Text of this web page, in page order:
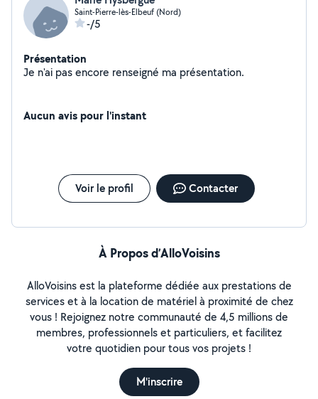
Saint-Pierre-lès-Elbeuf (Nord)
-/5
Présentation
Je n'ai pas encore renseigné ma présentation.
Aucun avis pour l'instant
Voir le profil Contacter
À Propos d’AlloVoisins
AlloVoisins est la plateforme dédiée aux prestations de
services et à la location de matériel à proximité de chez
vous ! Rejoignez notre communauté de 4,5 millions de
membres, professionnels et particuliers, et facilitez
votre quotidien pour tous vos projets !
M'inscrire